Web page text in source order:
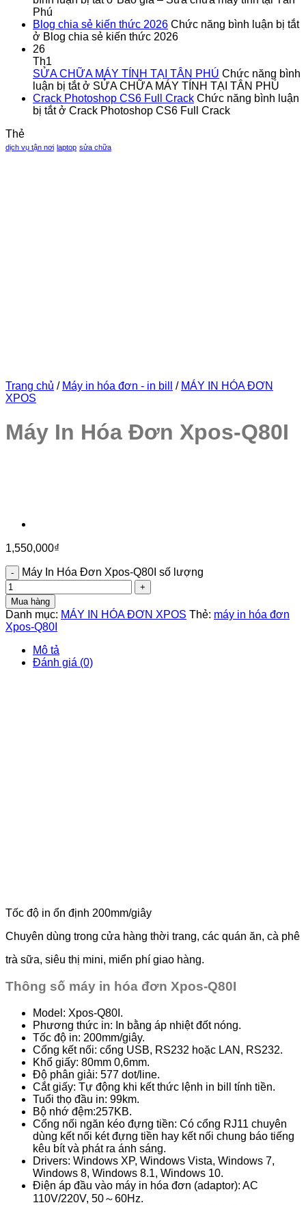
Phú
Blog chia sẻ kiến thức 2026 Chức năng bình luận bị tắt
ở Blog chia sẻ kiến thức 2026
26
Th1
SỬA CHỮA MÁY TÍNH TẠI TÂN PHÚ Chức năng bình
luận bị tắtở SỬA CHỮA MÁY TÍNH TẠI TÂN PHÚ
Crack Photoshop CS6 Full Crack Chức năng bình luận
bị tắtở Crack Photoshop CS6 Full Crack
Thẻ
dịch vụ tận nơi laptop sửa chữa
Trang chủ / Máy in hóa đơn - in bill / MÁY IN HÓA ĐƠN
XPOS
Máy In Hóa Đơn Xpos-Q80I
1,550,000₫
Máy In Hóa Đơn Xpos-Q80I số lượng
Mua hàng
Danh mục: MÁY IN HÓA ĐƠN XPOS Thẻ: máy in hóa đơn
Xpos-Q80I
Mô tả
Đánh giá (0)
Tốc độ in ổn định 200mm/giây
Chuyên dùng trong cửa hàng thời trang, các quán ăn, cà phê
trà sữa, siêu thị mini, miển phí giao hàng.
Thông số máy in hóa đơn Xpos-Q80I
Model: Xpos-Q80I.
Phương thức in: In bằng áp nhiệt đốt nóng.
Tốc độ in: 200mm/giây.
Cổng kết nối: cổng USB, RS232 hoặc LAN, RS232.
Khổ giấy: 80mm 0,6mm.
Ðộ phân giải: 577 dot/line.
Cắt giấy: Tự động khi kết thức lệnh in bill tính tiền.
Tuổi thọ đầu in: 99km.
Bộ nhớ đệm:257KB.
Cổng nối ngăn kéo đựng tiền: Có cổng RJ11 chuyên
dùng kết nối két đựng tiền hay kết nối chung báo tiếng
kêu bít và phát ra ánh sáng.
Drivers: Windows XP, Windows Vista, Windows 7,
Windows 8, Windows 8.1, Windows 10.
Điện áp đầu vào máy in hóa đơn (adaptor): AC
110V/220V, 50～60Hz.